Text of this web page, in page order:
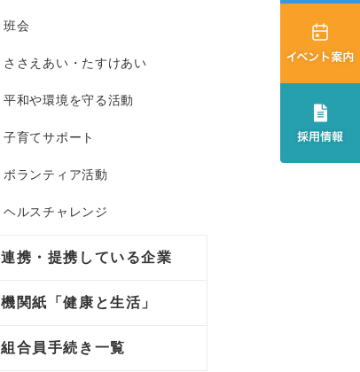
班会
ささえあい・たすけあい
平和や環境を守る活動
子育てサポート
ボランティア活動
ヘルスチャレンジ
連携・提携している企業
機関紙「健康と生活」
組合員手続き一覧